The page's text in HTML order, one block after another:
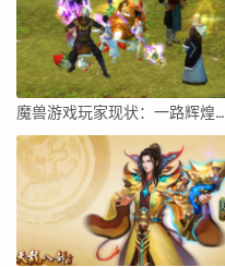
魔兽游戏玩家现状：一路辉煌的传奇之路